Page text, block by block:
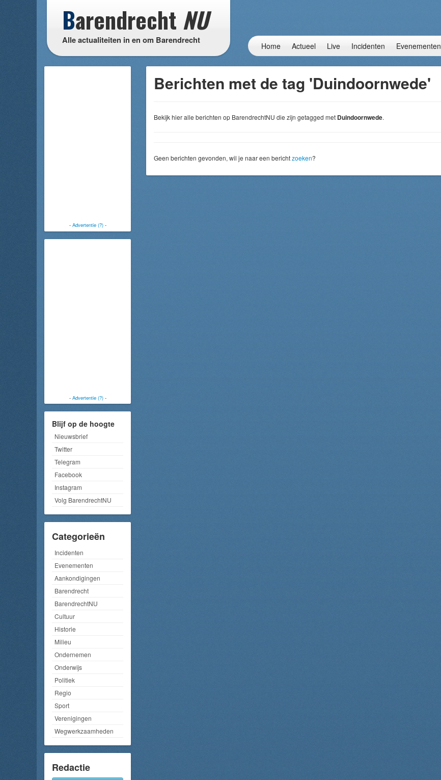
Barendrecht NU
Alle actualiteiten in en om Barendrecht
Home Actueel Live Incidenten Evenementen
- Advertentie (?)-
- Advertentie (?)-
Blijf op de hoogte
Nieuwsbrief
Twitter
Telegram
Facebook
Instagram
Volg BarendrechtNU
Categorieën
Incidenten
Evenementen
Aankondigingen
Barendrecht
BarendrechtNU
Cultuur
Historie
Milieu
Ondernemen
Onderwijs
Politiek
Regio
Sport
Verenigingen
Wegwerkzaamheden
Redactie
Berichten met de tag 'Duindoornwede'
Bekijk hier alle berichten op BarendrechtNU die zijn getagged met Duindoornwede.
Geen berichten gevonden, wil je naar een berichtzoeken?